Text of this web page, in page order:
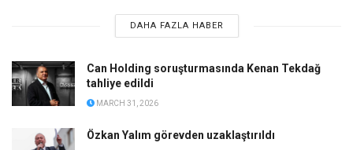
DAHA FAZLA HABER
Can Holding soruşturmasında Kenan Tekdağ
tahliye edildi
MARCH 31, 2026
Özkan Yalım görevden uzaklaştırıldı